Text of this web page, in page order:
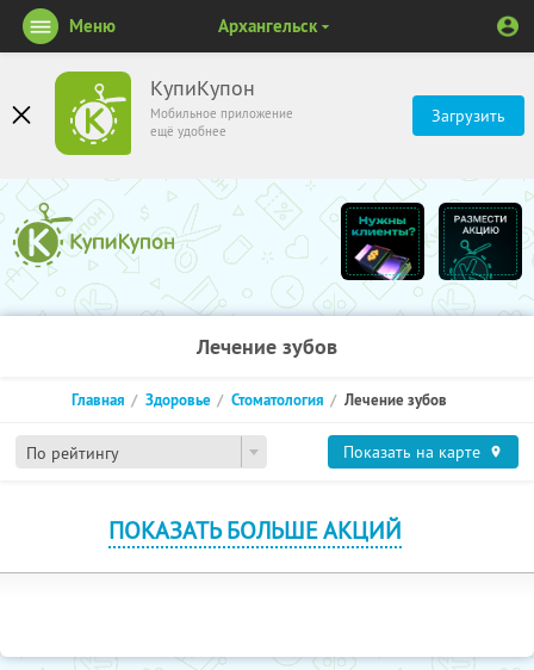
КупиКупон
Мобильное приложение
ещё удобнее
Загрузить
Меню Архангельск
Лечение зубов
По рейтингу
Главная Здоровье Стоматология Лечение зубов
Показать на карте
ПОКАЗАТЬ БОЛЬШЕ АКЦИЙ